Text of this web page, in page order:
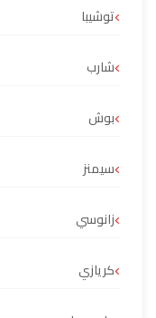
توشيبا
شارب
بوش
سيمنز
زانوسي
كريازي